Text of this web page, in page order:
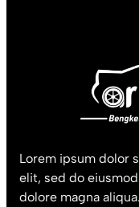
Lorem ipsum dolor
elit, sed do
dolore magna